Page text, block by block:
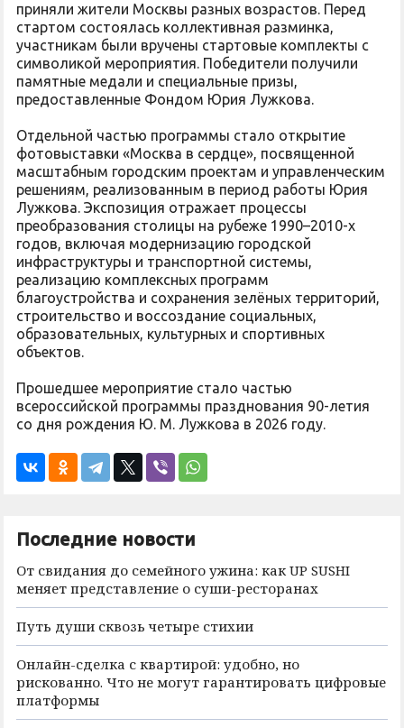
приняли жители Москвы разных возрастов. Перед
стартом состоялась коллективная разминка,
участникам были вручены стартовые комплекты с
символикой мероприятия. Победители получили
памятные медали и специальные призы,
предоставленные Фондом Юрия Лужкова.
Отдельной частью программы стало открытие
фотовыставки «Москва в сердце», посвященной
масштабным городским проектам и управленческим
решениям, реализованным в период работы Юрия
Лужкова. Экспозиция отражает процессы
преобразования столицы на рубеже 1990–2010-х
годов, включая модернизацию городской
инфраструктуры и транспортной системы,
реализацию комплексных программ
благоустройства и сохранения зелёных территорий,
строительство и воссоздание социальных,
образовательных, культурных и спортивных
объектов.
Прошедшее мероприятие стало частью
всероссийской программы празднования 90-летия
со дня рождения Ю. М. Лужкова в 2026 году.
Последние новости
От свидания до семейного ужина: как UP SUSHI
меняет представление о суши-ресторанах
Путь души сквозь четыре стихии
Онлайн-сделка с квартирой: удобно, но
рискованно. Что не могут гарантировать цифровые
платформы